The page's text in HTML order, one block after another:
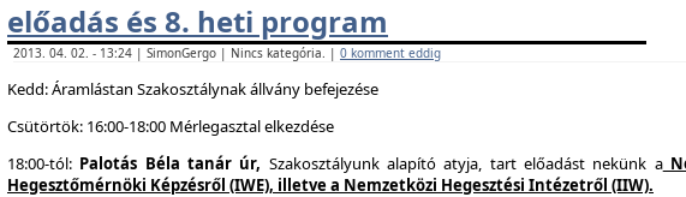
előadás és 8. heti program
2013. 04. 02. - 13:24 | SimonGergo | Nincs kategória. | 0 komment eddig
Kedd: Áramlástan Szakosztálynak állvány befejezése
Csütörtök: 16:00-18:00 Mérlegasztal elkezdése
18:00-tól: Palotás Béla tanár úr, Szakosztályunk alapító atyja, tart előadást nekünk a
Hegesztőmérnöki Képzésről (IWE), illetve a Nemzetközi Hegesztési Intézetről (IIW).